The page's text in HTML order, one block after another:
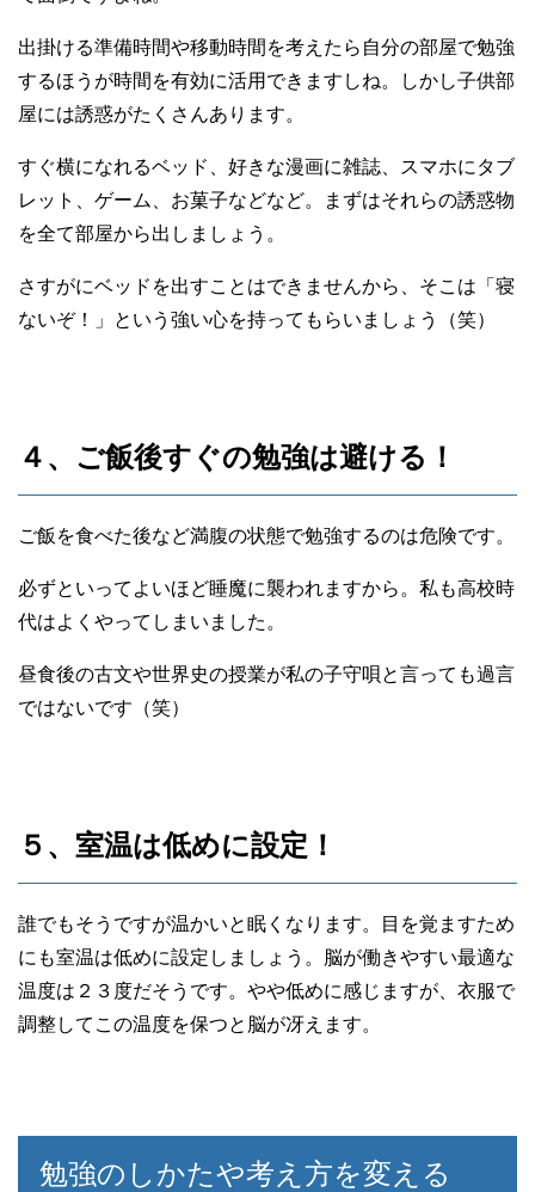
出掛ける準備時間や移動時間を考えたら自分の部屋で勉強
するほうが時間を有効に活用できますしね。しかし子供部
屋には誘惑がたくさんあります。
すぐ横になれるベッド、好きな漫画に雑誌、スマホにタブ
レット、ゲーム、お菓子などなど。まずはそれらの誘惑物
を全て部屋から出しましょう。
さすがにベッドを出すことはできませんから、そこは「寝
ないぞ！」という強い心を持ってもらいましょう（笑）
４、ご飯後すぐの勉強は避ける！
ご飯を食べた後など満腹の状態で勉強するのは危険です。
必ずといってよいほど睡魔に襲われますから。私も高校時
代はよくやってしまいました。
昼食後の古文や世界史の授業が私の子守唄と言っても過言
ではないです（笑）
５、室温は低めに設定！
誰でもそうですが温かいと眠くなります。目を覚ますため
にも室温は低めに設定しましょう。脳が働きやすい最適な
温度は２３度だそうです。やや低めに感じますが、衣服で
調整してこの温度を保つと脳が冴えます。
勉強のしかたや考え方を変える